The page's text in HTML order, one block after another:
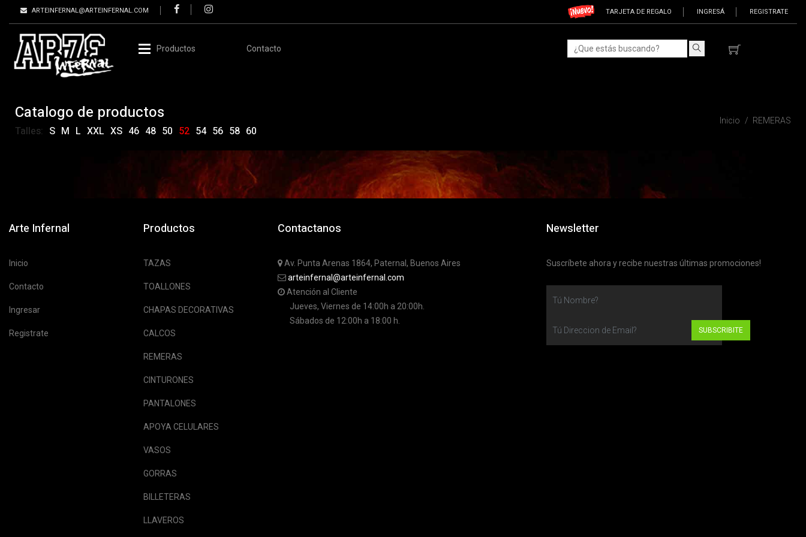
ARTEINFERNAL@ARTEINFERNAL.COM TARJETA DE REGALO INGRESÁ REGISTRATE
Productos Contacto
Catalogo de productos
Talles: S M L XXL XS 46 48 50 52 54 56 58 60
Inicio REMERAS
Arte Infernal
Inicio
Contacto
Ingresar
Registrate
Productos
TAZAS
TOALLONES
CHAPAS DECORATIVAS
CALCOS
REMERAS
CINTURONES
PANTALONES
APOYA CELULARES
VASOS
GORRAS
BILLETERAS
LLAVEROS
Contactanos
Av. Punta Arenas 1864, Paternal, Buenos Aires
arteinfernal@arteinfernal.com
Atención al Cliente
Jueves, Viernes de 14:00h a 20:00h.
Sábados de 12:00h a 18:00 h.
Newsletter
Suscríbete ahora y recibe nuestras últimas promociones!
SUBSCRIBITE